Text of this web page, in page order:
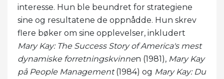
interesse. Hun ble beundret for strategiene
sine og resultatene de oppnådde. Hun skrev
flere bøker om sine opplevelser, inkludert
Mary Kay: The Success Story of America's mest
dynamiske forretningskvinnen (1981), Mary Kay
på People Management(1984) og Mary Kay: Du